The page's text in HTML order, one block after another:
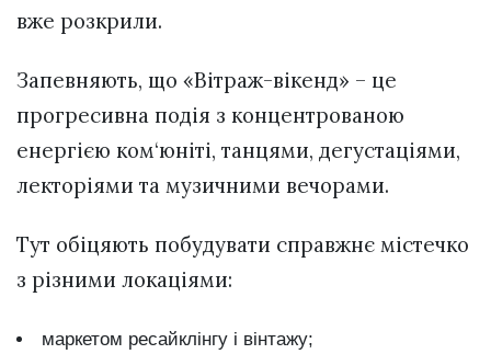
вже розкрили.
Запевняють, що «Вітраж-вікенд» – це
прогресивна подія з концентрованою
енергією ком‘юніті, танцями, дегустаціями,
лекторіями та музичними вечорами.
Тут обіцяють побудувати справжнє містечко
з різними локаціями:
маркетом ресайклінгу і вінтажу;